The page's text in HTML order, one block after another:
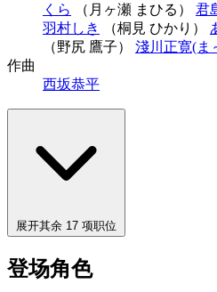
くら
（月ヶ瀬 まひる） 君
羽村しき
（桐見 ひかり）
（野尻 鷹子） 淺川正寛(ま
作曲
西坂恭平
展开其余 17 项职位
登场角色